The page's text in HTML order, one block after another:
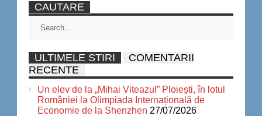
CAUTARE
ULTIMELE STIRI
COMENTARII
RECENTE
Un elev de la „Mihai Viteazul” Ploiești, în lotul
României la Olimpiada Internațională de
Economie de la Shenzhen 27/07/2026